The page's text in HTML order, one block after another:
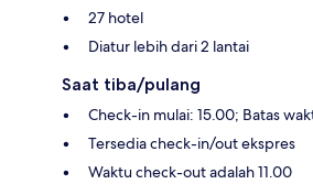
27 hotel
Diatur lebih dari 2 lantai
Saat tiba/pulang
Check-in mulai: 15.00; Batas
Tersedia check-in/out ekspres
Waktu check-out adalah 11.00